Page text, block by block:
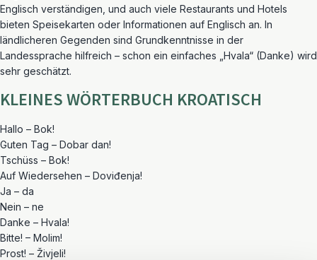
Englisch verständigen, und auch viele Restaurants und Hotels
bieten Speisekarten oder Informationen auf Englisch an. In
ländlicheren Gegenden sind Grundkenntnisse in der
Landessprache hilfreich – schon ein einfaches „Hvala“ (Danke) wird
sehr geschätzt.
KLEINES WÖRTERBUCH KROATISCH
Hallo – Bok!
Guten Tag – Dobar dan!
Tschüss – Bok!
Auf Wiedersehen – Doviđenja!
Ja – da
Nein – ne
Danke – Hvala!
Bitte! – Molim!
Prost! – Živjeli!